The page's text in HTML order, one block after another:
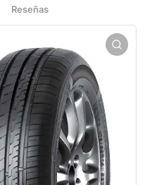
Reseñas